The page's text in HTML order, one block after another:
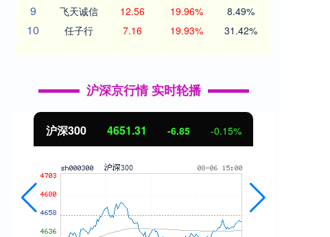
9 飞天诚信 12.56 19.96% 8.49%
10 任子行 7.16 19.93% 31.42%
沪深京行情 实时轮播
沪深300 4651.31 -6.85 -0.15%